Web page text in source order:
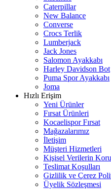
Caterpillar
New Balance
Converse
Crocs Terlik
Lumberjack
Jack Jones
Salomon Ayakkabı
Harley Davidson Bot
Puma Spor Ayakkabı
Joma
Hızlı Erişim
Yeni Ürünler
Fırsat Ürünleri
Kocaelispor Fırsat
Mağazalarımız
İletişim
Müşteri Hizmetleri
Kişisel Verilerin
Teslimat Koşulları
Gizlilik ve Çerez
Üyelik Sözleşmesi